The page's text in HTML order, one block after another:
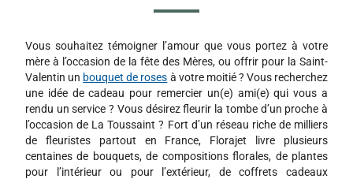
Vous souhaitez témoigner l’amour que vous portez à votre
mère à l’occasion de la fête des Mères, ou offrir pour la Saint-
Valentin un bouquet de roses à votre moitié ? Vous recherchez
une idée de cadeau pour remercier un(e) ami(e) qui vous a
rendu un service ? Vous désirez fleurir la tombe d’un proche à
l’occasion de La Toussaint ? Fort d’un réseau riche de milliers
de fleuristes partout en France, Florajet livre plusieurs
centaines de bouquets, de compositions florales, de plantes
pour l’intérieur ou pour l’extérieur, de coffrets cadeaux